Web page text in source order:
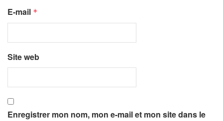
E-mail *
Site web
Enregistrer mon nom, mon e-mail et mon site dans le